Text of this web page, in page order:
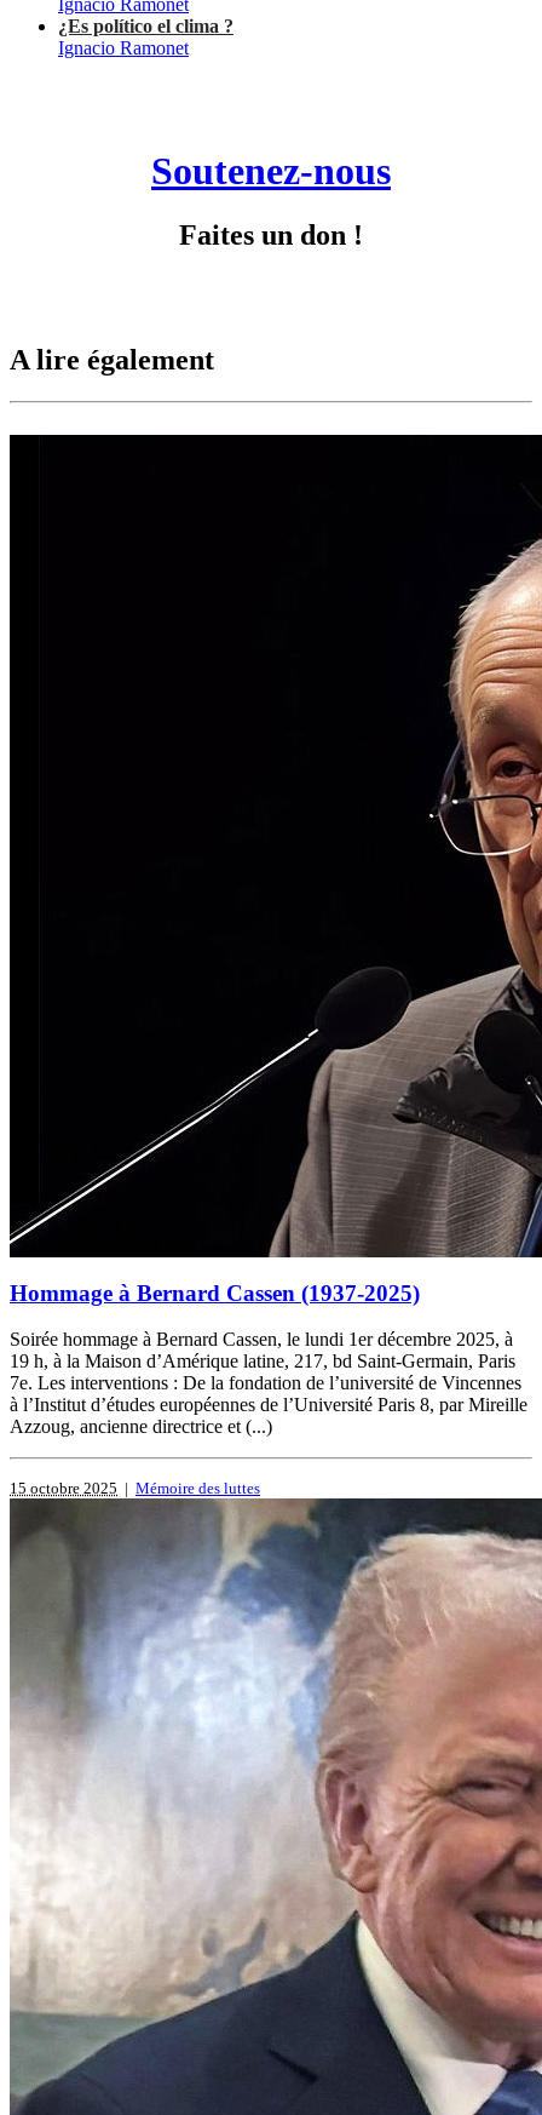
Ignacio Ramonet
¿Es político el clima ?
Ignacio Ramonet
Soutenez-nous
Faites un don !
A lire également
Hommage à Bernard Cassen (1937-2025)
Soirée hommage à Bernard Cassen, le lundi 1er décembre 2025, à
19 h, à la Maison d’Amérique latine, 217, bd Saint-Germain, Paris
7e. Les interventions : De la fondation de l’université de Vincennes
à l’Institut d’études européennes de l’Université Paris 8, par Mireille
Azzoug, ancienne directrice et (...)
15 octobre 2025 | Mémoire des luttes